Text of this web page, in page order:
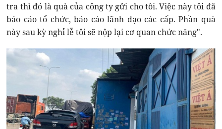
tra thì đó là quà của công ty gửi cho tôi. Việc này tôi đã
báo cáo tổ chức, báo cáo lãnh đạo các cấp. Phần quà
này sau kỳ nghỉ lễ tôi sẽ nộp lại cơ quan chức năng".